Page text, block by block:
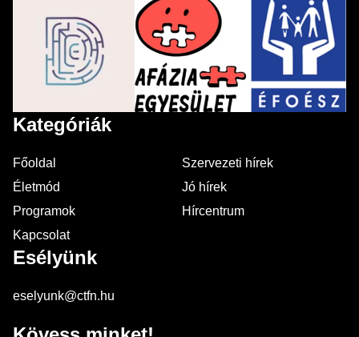
Kategóriák
Főoldal
Szervezeti hírek
Életmód
Jó hírek
Programok
Hírcentrum
Kapcsolat
Esélyünk
eselyunk@ctfn.hu